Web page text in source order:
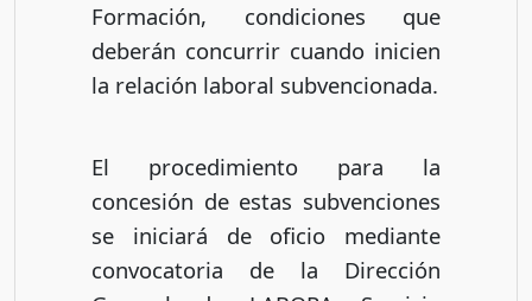
Formación, condiciones que
deberán concurrir cuando inicien
la relación laboral subvencionada.
El procedimiento para la
concesión de estas subvenciones
se iniciará de oficio mediante
convocatoria de la Dirección